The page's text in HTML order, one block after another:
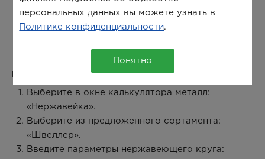
Как рассчитать вес нержавеющего швеллера:
Выберите в окне калькулятора металл:
«Нержавейка».
Выберите из предложенного сортамента:
«Швеллер».
Введите параметры нержавеющего круга:
персональных данных вы можете узнать в
Политике конфиденциальности.
Понятно